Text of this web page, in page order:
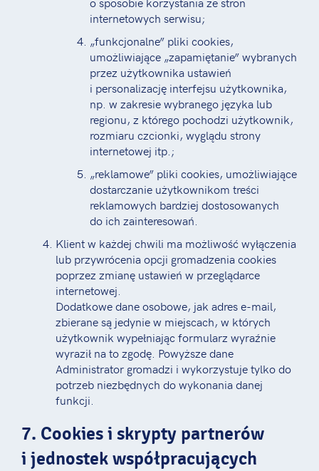
internetowych serwisu;
„funkcjonalne” pliki cookies,
umożliwiające „zapamiętanie” wybranych
przez użytkownika ustawień
i personalizację interfejsu użytkownika,
np. w zakresie wybranego języka lub
regionu, z którego pochodzi użytkownik,
rozmiaru czcionki, wyglądu strony
internetowej itp.;
„reklamowe” pliki cookies, umożliwiające
dostarczanie użytkownikom treści
reklamowych bardziej dostosowanych
do ich zainteresowań.
Klient w każdej chwili ma możliwość wyłączenia
lub przywrócenia opcji gromadzenia cookies
poprzez zmianę ustawień w przeglądarce
internetowej.
Dodatkowe dane osobowe, jak adres e-mail,
zbierane są jedynie w miejscach, w których
użytkownik wypełniając formularz wyraźnie
wyraził na to zgodę. Powyższe dane
Administrator gromadzi i wykorzystuje tylko do
potrzeb niezbędnych do wykonania danej
funkcji.
7. Cookies i skrypty partnerów
i jednostek współpracujących